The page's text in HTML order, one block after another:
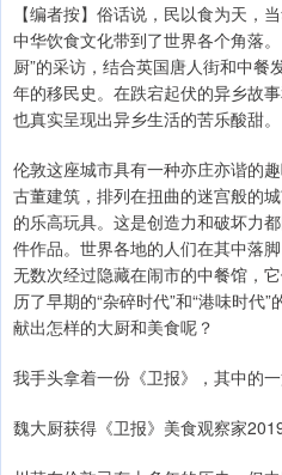
【编者按】俗话说，民以食为天，
中华饮食文化带到了世界各个角落
厨”的采访，结合英国唐人街和中
年的移民史。在跌宕起伏的异乡故
也真实呈现出异乡生活的苦乐酸甜。
伦敦这座城市具有一种亦庄亦谐的
古董建筑，排列在扭曲的迷宫般的
的乐高玩具。这是创造力和破坏力
件作品。世界各地的人们在其中落
无数次经过隐藏在闹市的中餐馆，
历了早期的“杂碎时代”和“港味时代
献出怎样的大厨和美食呢？
我手头拿着一份《卫报》，其中的
魏大厨获得《卫报》美食观察家